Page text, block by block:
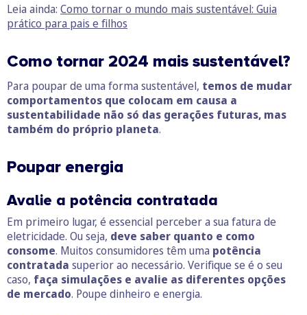
Leia ainda: Como tornar o mundo mais sustentável: Guia
prático para pais e filhos
Como tornar 2024 mais sustentável?
Para poupar de uma forma sustentável, temos de mudar
comportamentos que colocam em causa a
sustentabilidade não só das gerações futuras, mas
também do próprio planeta.
Poupar energia
Avalie a potência contratada
Em primeiro lugar, é essencial perceber a sua fatura de
eletricidade. Ou seja, deve saber quanto e como
consome. Muitos consumidores têm uma potência
contratada superior ao necessário. Verifique se é o seu
caso, faça simulações e avalie as diferentes opções
de mercado. Poupe dinheiro e energia.